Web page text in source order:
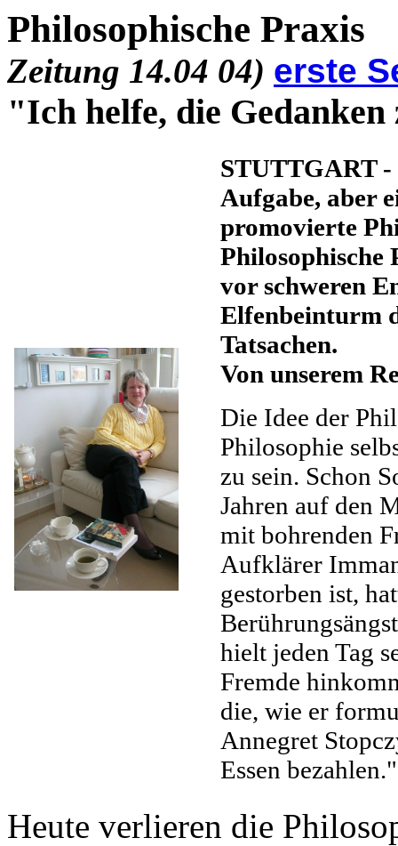
Zeitung 14.04 04) erste
"Ich helfe, die
STUTTGART -
Aufgabe, aber
promovierte
Philosophische
vor schweren
Elfenbeinturm
Tatsachen.
Von unserem
Die Idee der
Philosophie
zu sein. Schon
Jahren auf den
mit bohrenden
Aufklärer
gestorben ist,
hielt jeden Tag
Fremde
die, wie er
Annegret
Essen bezahlen."
Heute verlieren die